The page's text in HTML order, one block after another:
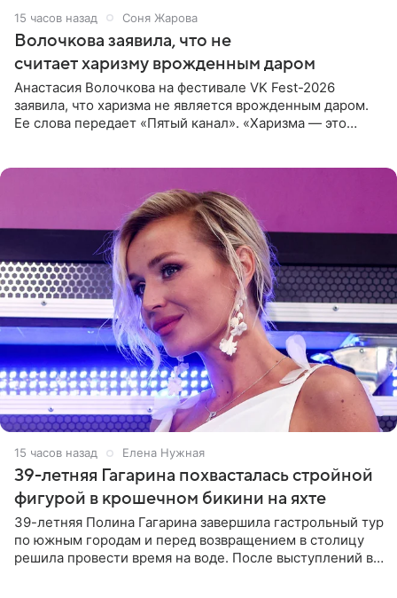
15 часов назад Соня Жарова
Волочкова заявила, что не
считает харизму врожденным даром
Анастасия Волочкова на фестивале VK Fest-2026
заявила, что харизма не является врожденным даром.
Ее слова передает «Пятый канал». «Харизма — это
15 часов назад Елена Нужная
39-летняя Гагарина похвасталась стройной
фигурой в крошечном бикини на яхте
39-летняя Полина Гагарина завершила гастрольный тур
по южным городам и перед возвращением в столицу
решила провести время на воде. После выступлений в